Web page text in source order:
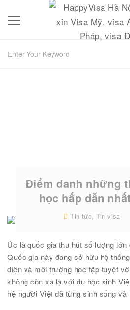
Điểm danh những
học hấp dẫn
Tin tức, Tin visa
Úc là quốc gia thu hút số lượng lớn
Quốc gia này đang sở hữu hệ
diện và môi trường học tập tuyệt
không còn xa lạ với du học sinh
hệ người Việt đã từng sinh sống và